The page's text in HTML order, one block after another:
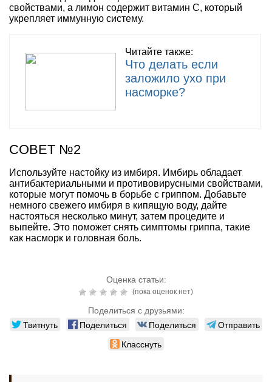
свойствами, а лимон содержит витамин C, который
укрепляет иммунную систему.
Читайте также:
Что делать если
заложило ухо при
насморке?
СОВЕТ №2
Используйте настойку из имбиря. Имбирь обладает
антибактериальными и противовирусными свойствами,
которые могут помочь в борьбе с гриппом. Добавьте
немного свежего имбиря в кипящую воду, дайте
настояться несколько минут, затем процедите и
выпейте. Это поможет снять симптомы гриппа, такие
как насморк и головная боль.
Оценка статьи:
(пока оценок нет)
Поделиться с друзьями:
Твитнуть Поделиться Поделиться
Отправить
Класснуть